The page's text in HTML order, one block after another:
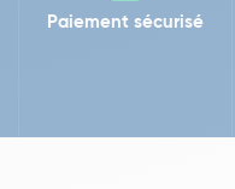
Paiement sécurisé